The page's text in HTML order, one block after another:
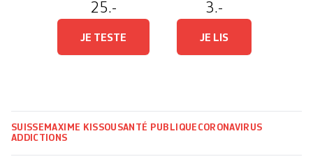
25.-
JE TESTE
3.-
JE LIS
SUISSE MAXIME KISSOU SANTÉ PUBLIQUE CORONAVIRUS
ADDICTIONS